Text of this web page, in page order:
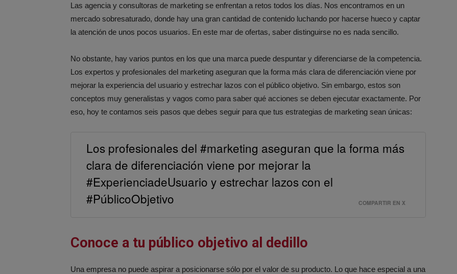
Las agencia y consultoras de marketing se enfrentan a retos todos los días. Nos encontramos en un
mercado sobresaturado, donde hay una gran cantidad de contenido luchando por hacerse hueco y captar
la atención de unos pocos usuarios. En este mar de ofertas, saber distinguirse no es nada sencillo.
No obstante, hay varios puntos en los que una marca puede despuntar y diferenciarse de la competencia.
Los expertos y profesionales del marketing aseguran que la forma más clara de diferenciación viene por
mejorar la experiencia del usuario y estrechar lazos con el público objetivo. Sin embargo, estos son
conceptos muy generalistas y vagos como para saber qué acciones se deben ejecutar exactamente. Por
eso, hoy te contamos seis pasos que debes seguir para que tus estrategias de marketing sean únicas:
Los profesionales del #marketing aseguran que la forma más
clara de diferenciación viene por mejorar la
#ExperienciadeUsuario y estrechar lazos con el
#PúblicoObjetivo
COMPARTIR EN X
Conoce a tu público objetivo al dedillo
Una empresa no puede aspirar a posicionarse sólo por el valor de su producto. Lo que hace especial a una